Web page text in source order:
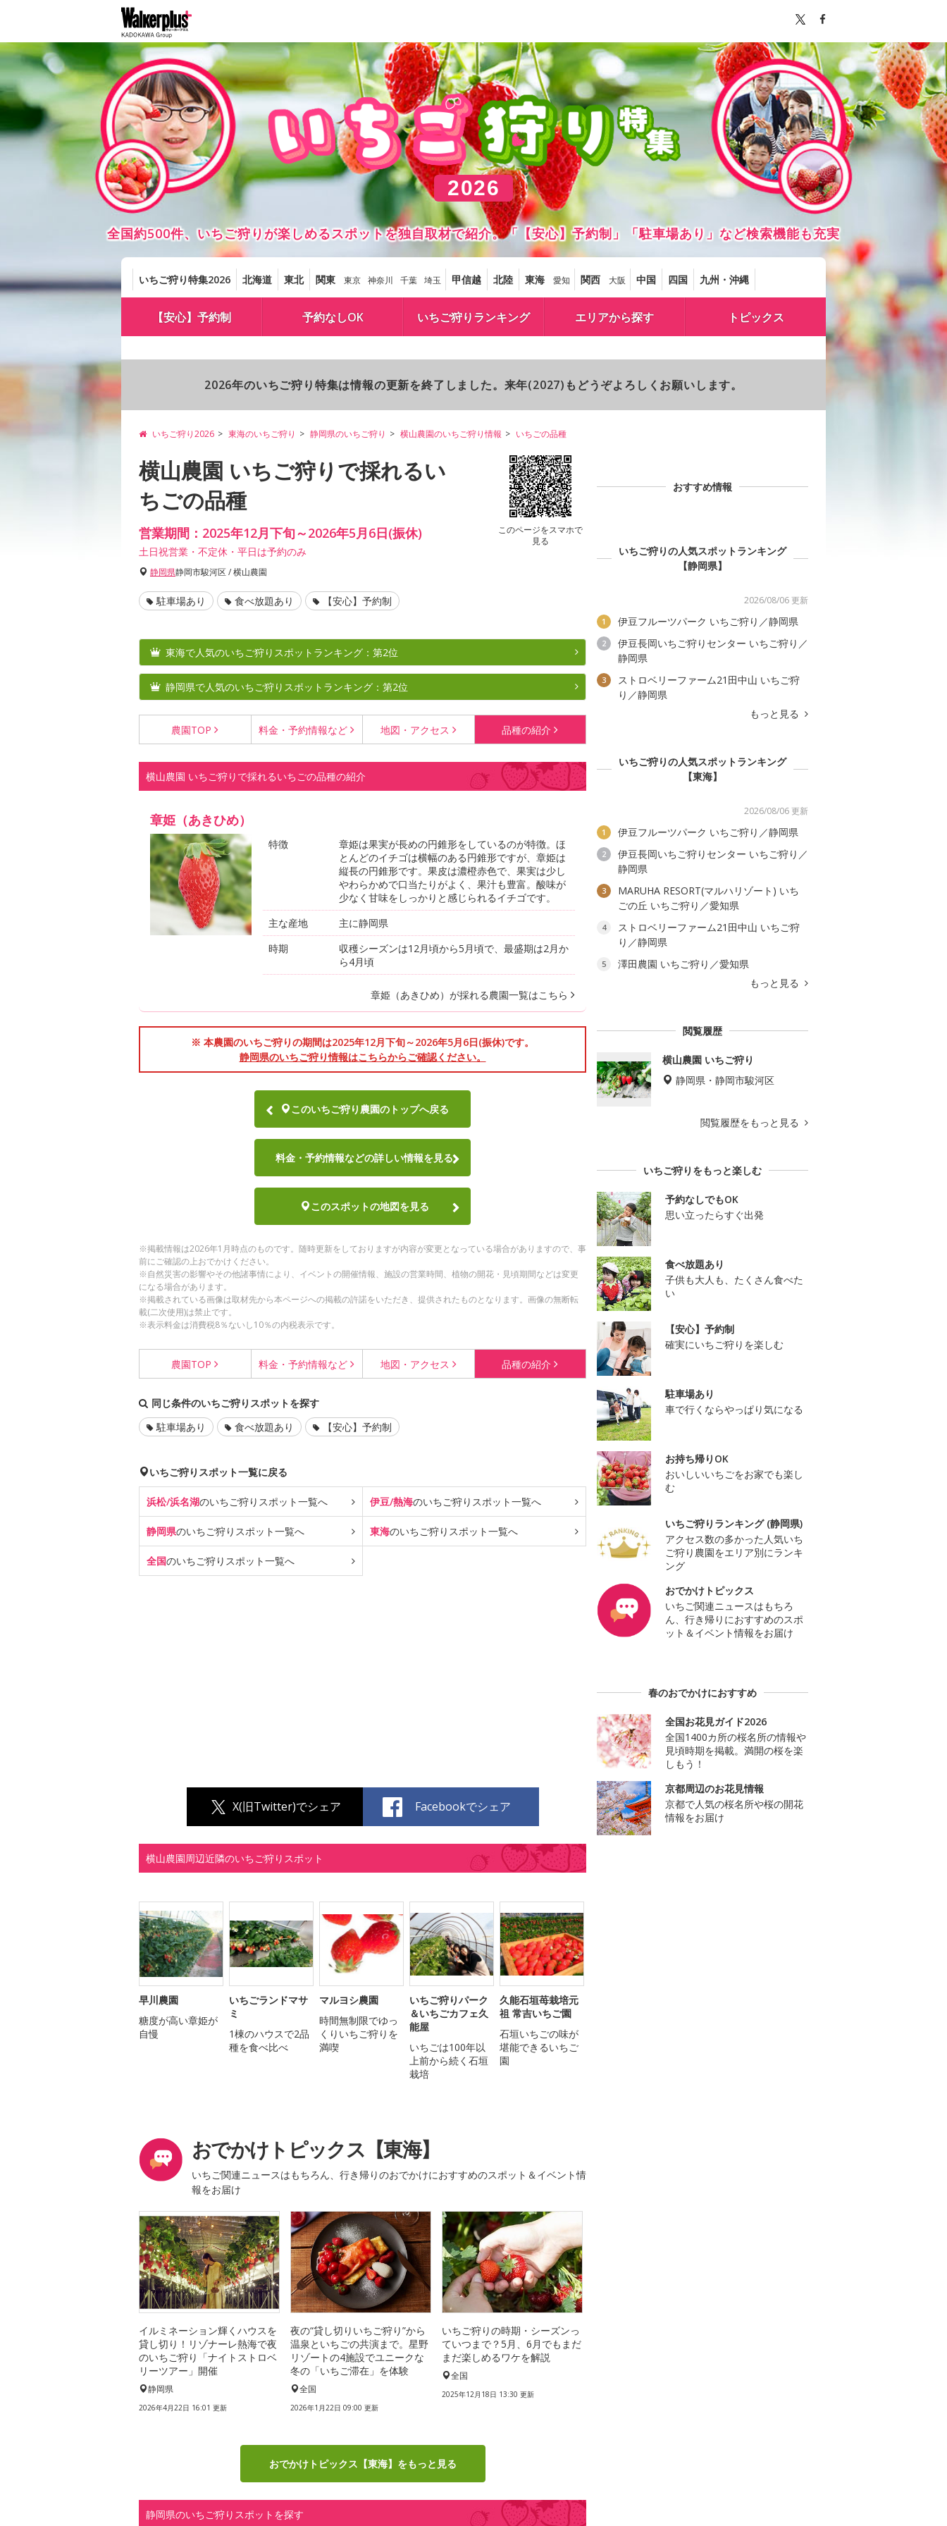
2026
全国約500件、いちご狩りが楽しめるスポットを独自取材で紹介。「【安心】予約制」「駐車場あり」など検索機能も充実
いちご狩り特集2026 北海道 東北 関東 東京 神奈川 千葉 埼玉 甲信越 北陸 東海 愛知 関西 大阪 中国 四国 九州・沖縄
【安心】予約制 予約なしOK いちご狩りランキング エリアから探す トピックス
2026年のいちご狩り特集は情報の更新を終了しました。来年(2027)もどうぞよろしくお願いします。
いちご狩り2026 東海のいちご狩り 静岡県のいちご狩り 横山農園のいちご狩り情報 いちごの品種
横山農園 いちご狩りで採れるい
ちごの品種
このページをスマホで
見る
営業期間：2025年12月下旬～2026年5月6日(振休)
土日祝営業・不定休・平日は予約のみ
静岡県静岡市駿河区 / 横山農園
駐車場あり 食べ放題あり 【安心】予約制
東海で人気のいちご狩りスポットランキング：第2位
静岡県で人気のいちご狩りスポットランキング：第2位
農園TOP 料金・予約情報など 地図・ アクセス 品種の紹介
横山農園 いちご狩りで採れるいちごの品種の紹介
章姫（あきひめ）
特徴
章姫は果実が長めの円錐形をしているのが特徴。ほ
とんどのイチゴは横幅のある円錐形ですが、章姫は
縦長の円錐形です。果皮は濃橙赤色で、果実は少し
やわらかめで口当たりがよく、果汁も豊富。酸味が
少なく甘味をしっかりと感じられるイチゴです。
主な産地
主に静岡県
時期
収穫シーズンは12月頃から5月頃で、最盛期は2月か
ら4月頃
章姫（あきひめ）が採れる農園一覧はこちら
※ 本農園のいちご狩りの期間は2025年12月下旬～2026年5月6日(振休)です。
静岡県のいちご狩り情報はこちらからご確認ください。
このいちご狩り農園のトップへ戻る
料金・予約情報などの詳しい情報を見る
このスポットの地図を見る
※掲載情報は2026年1月時点のものです。随時更新をしておりますが内容が変更となっている場合がありますので、事
前にご確認の上おでかけください。
※自然災害の影響やその他諸事情により、イベントの開催情報、施設の営業時間、植物の開花・見頃期間などは変更
になる場合があります。
※掲載されている画像は取材先から本ページへの掲載の許諾をいただき、提供されたものとなります。画像の無断転
載(二次使用)は禁止です。
※表示料金は消費税8％ないし10％の内税表示です。
農園TOP 料金・予約情報など 地図・ アクセス 品種の紹介
同じ条件のいちご狩りスポットを探す
駐車場あり
食べ放題あり 【安心】予約制
いちご狩りスポット一覧に戻る
浜松/浜名湖のいちご狩り スポット一覧へ 伊豆/熱海のいちご狩り スポット一覧へ
静岡県のいちご狩り スポット一覧へ 東海のいちご狩り スポット一覧へ
全国のいちご狩り スポット一覧へ
X(旧Twitter)でシェア Facebookでシェア
横山農園周辺近隣のいちご狩りスポット
早川農園
糖度が高い章姫が
自慢
いちごランドマサ
ミ
1棟のハウスで2品
種を食べ比べ
マルヨシ農園
時間無制限でゆっ
くりいちご狩りを
満喫
いちご狩りパーク
＆いちごカフェ久
能屋
いちごは100年以
上前から続く石垣
栽培
久能石垣苺栽培元
祖 常吉いちご園
石垣いちごの味が
堪能できるいちご
園
おでかけトピックス【東海】
いちご関連ニュースはもちろん、行き帰りのおでかけにおすすめのスポット＆イベント情
報をお届け
イルミネーション輝くハウスを
貸し切り！リゾナーレ熱海で夜
のいちご狩り「ナイトストロベ
リーツアー」開催
静岡県
2026年4月22日 16:01 更新
夜の“貸し切りいちご狩り”から
温泉といちごの共演まで。星野
リゾートの4施設でユニークな
冬の「いちご滞在」を体験
全国
2026年1月22日 09:00 更新
いちご狩りの時期・シーズンっ
ていつまで？5月、6月でもまだ
まだ楽しめるワケを解説
全国
2025年12月18日 13:30 更新
おでかけトピックス【東海】をもっと見る
静岡県のいちご狩りスポットを探す
おすすめ情報
いちご狩りの人気スポットランキング
【静岡県】
2026/08/06 更新
1 伊豆フルーツパーク いちご狩り／静岡県
2
伊豆長岡いちご狩りセンター いちご狩り／
静岡県
3
ストロベリーファーム21田中山 いちご狩
り／静岡県
もっと見る
いちご狩りの人気スポットランキング
【東海】
2026/08/06 更新
1 伊豆フルーツパーク いちご狩り／静岡県
2
伊豆長岡いちご狩りセンター いちご狩り／
静岡県
3
MARUHA RESORT(マルハリゾート) いち
ごの丘 いちご狩り／愛知県
4
ストロベリーファーム21田中山 いちご狩
り／静岡県
5
澤田農園 いちご狩り／愛知県
もっと見る
閲覧履歴
横山農園 いちご狩り
静岡県・静岡市駿河区
閲覧履歴をもっと見る
いちご狩りをもっと楽しむ
予約なしでもOK
思い立ったらすぐ出発
食べ放題あり
子供も大人も、たくさん食べた
い
【安心】予約制
確実にいちご狩りを楽しむ
駐車場あり
車で行くならやっぱり気になる
お持ち帰りOK
おいしいいちごをお家でも楽し
む
いちご狩りランキング (静岡県)
アクセス数の多かった人気いち
ご狩り農園をエリア別にランキ
ング
おでかけトピックス
いちご関連ニュースはもちろ
ん、行き帰りにおすすめのスポ
ット＆イベント情報をお届け
春のおでかけにおすすめ
全国お花見ガイド2026
全国1400カ所の桜名所の情報や
見頃時期を掲載。満開の桜を楽
しもう！
京都周辺のお花見情報
京都で人気の桜名所や桜の開花
情報をお届け